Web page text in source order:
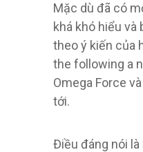
Mặc dù đã có
khá khó hiểu
theo ý kiến ​​của
the following a
Omega Force
tới.
Điều đáng nói